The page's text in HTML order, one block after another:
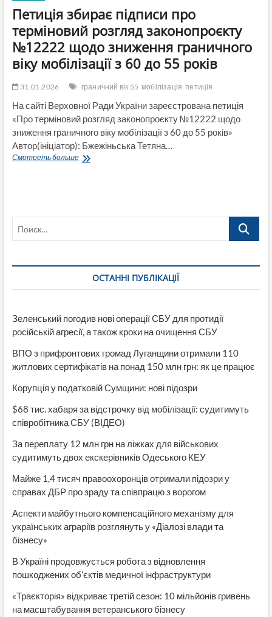
Петиція збирає підписи про
терміновий розгляд законопроєкту
№12222 щодо зниження граничного
віку мобілізації з 60 до 55 років
31.01.2026 граничний вік 55 мобілізація петиція
На сайті Верховної Ради України зареєстрована петиція
«Про терміновий розгляд законопроєкту №12222 щодо
зниження граничного віку мобілізації з 60 до 55 років»
Автор(ініціатор): Бжежіньська Тетяна…
Смотреть большеПетиція
граничного
мобілізації
до
55
Поиск…
ОСТАННІ ПУБЛІКАЦІЇ
Зеленський погодив нові операції СБУ для протидії
російській агресії, а також кроки на очищення СБУ
ВПО з прифронтових громад Луганщини отримали 110
житлових сертифікатів на понад 150 млн грн: як це працює
Корупція у податковій Сумщини: нові підозри
$68 тис. хабаря за відстрочку від мобілізації: судитимуть
співробітника СБУ (ВІДЕО)
За переплату 12 млн грн на ліжках для військових
судитимуть двох екскерівників Одеського КЕУ
Майже 1,4 тисяч правоохоронців отримали підозри у
справах ДБР про зраду та співпрацю з ворогом
Аспекти майбутнього компенсаційного механізму для
українських аграріїв розглянуть у «Діалозі влади та
бізнесу»
В Україні продовжується робота з відновлення
пошкоджених об’єктів медичної інфраструктури
«Траєкторія» відкриває третій сезон: 10 мільйонів гривень
на масштабування ветеранського бізнесу